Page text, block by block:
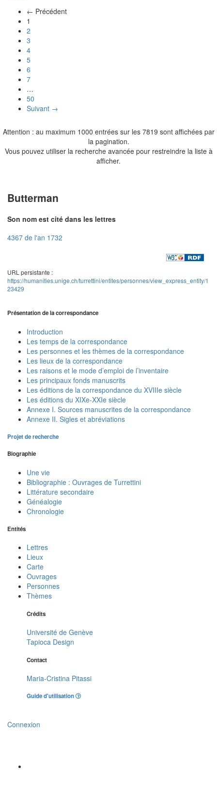
← Précédent
1
2
3
4
5
6
7
…
50
Suivant →
Attention : au maximum 1000 entrées sur les 7819 sont affichées par
la pagination.
Vous pouvez utiliser la recherche avancée pour restreindre la liste à
afficher.
Butterman
Son nom est cité dans les lettres
4367 de l'an 1732
URL persistante :
https://humanities.unige.ch/turrettini/entites/personnes/view_express_entity/1
23429
Présentation de la correspondance
Introduction
Les temps de la correspondance
Les personnes et les thèmes de la correspondance
Les lieux de la correspondance
Les raisons et le mode d’emploi de l’inventaire
Les principaux fonds manuscrits
Les éditions de la correspondance du XVIIIe siècle
Les éditions du XIXe-XXIe siècle
Annexe I. Sources manuscrites de la correspondance
Annexe II. Sigles et abréviations
Projet de recherche
Biographie
Une vie
Bibliographie : Ouvrages de Turrettini
Littérature secondaire
Généalogie
Chronologie
Entités
Lettres
Lieux
Carte
Ouvrages
Personnes
Thèmes
Crédits
Université de Genève
Tapioca Design
Contact
Maria-Cristina Pitassi
Guide d'utilisation
Connexion